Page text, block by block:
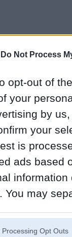
Do Not Process
opt-out of
your
by
your
is
ads based
You may
Opt Outs